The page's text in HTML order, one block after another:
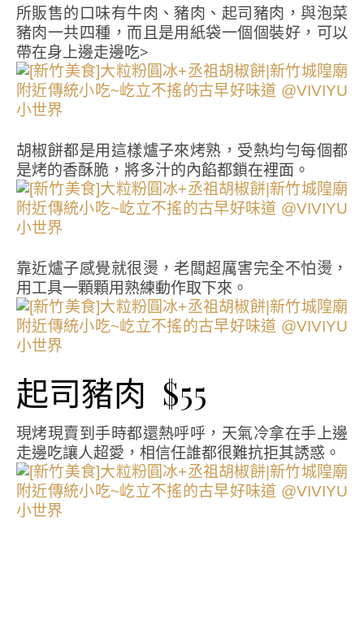
所販售的口味有牛肉、豬肉、起司豬肉，與泡菜
豬肉一共四種，而且是用紙袋一個個裝好，可以
帶在身上邊走邊吃>
胡椒餅都是用這樣爐子來烤熟，受熱均勻每個都
是烤的香酥脆，將多汁的內餡都鎖在裡面。
靠近爐子感覺就很燙，老闆超厲害完全不怕燙，
用工具一顆顆用熟練動作取下來。
起司豬肉 $55
現烤現賣到手時都還熱呼呼，天氣冷拿在手上邊
走邊吃讓人超愛，相信任誰都很難抗拒其誘惑。